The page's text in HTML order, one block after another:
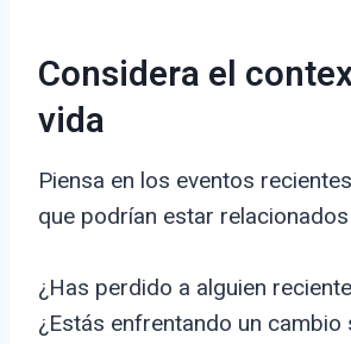
Considera el
vida
Piensa en los eventos
que podrían estar
¿Has perdido a alguien
¿Estás enfrentando un cambio